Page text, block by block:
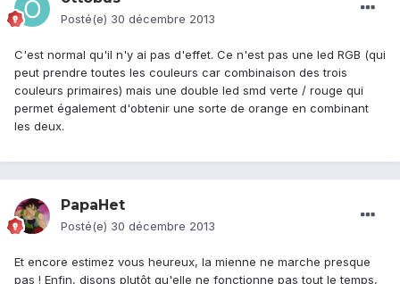
Posté(e) 30 décembre 2013
C'est normal qu'il n'y ai pas d'effet. Ce n'est pas une led RGB (qui
peut prendre toutes les couleurs car combinaison des trois
couleurs primaires) mais une double led smd verte / rouge qui
permet également d'obtenir une sorte de orange en combinant
les deux.
PapaHet
Posté(e) 30 décembre 2013
Et encore estimez vous heureux, la mienne ne marche presque
pas ! Enfin, disons plutôt qu'elle ne fonctionne pas tout le temps,